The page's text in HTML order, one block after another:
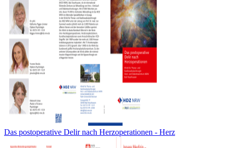
Das postoperative Delir nach Herzoperationen - Herz